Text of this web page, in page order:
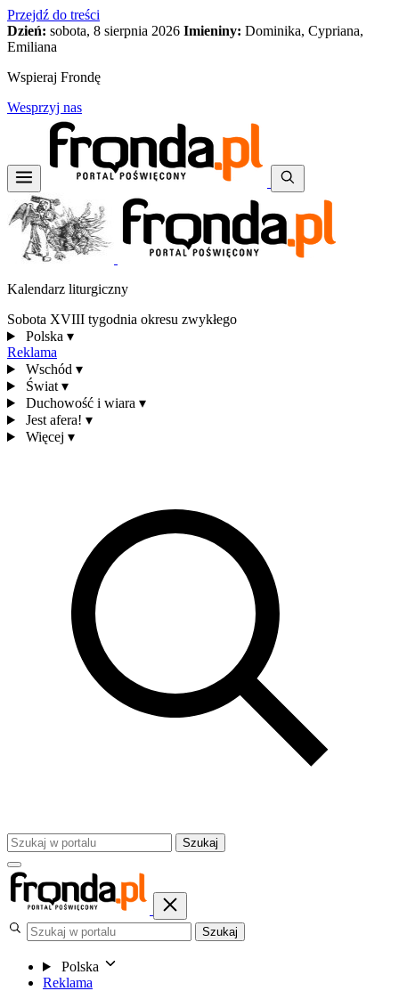
Przejdź do treści
Dzień: sobota, 8 sierpnia 2026 Imieniny: Dominika, Cypriana,
Emiliana
Wspieraj Frondę
Wesprzyj nas
Kalendarz liturgiczny
Sobota XVIII tygodnia okresu zwykłego
Polska ▾
Reklama
Wschód ▾
Świat ▾
Duchowość i wiara ▾
Jest afera! ▾
Więcej ▾
Szukaj
Szukaj
Polska
Reklama